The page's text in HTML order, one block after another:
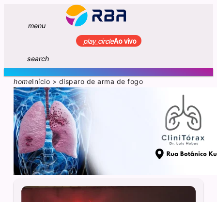
menu
play_circleAo vivo
search
homeInício > disparo de arma de fogo